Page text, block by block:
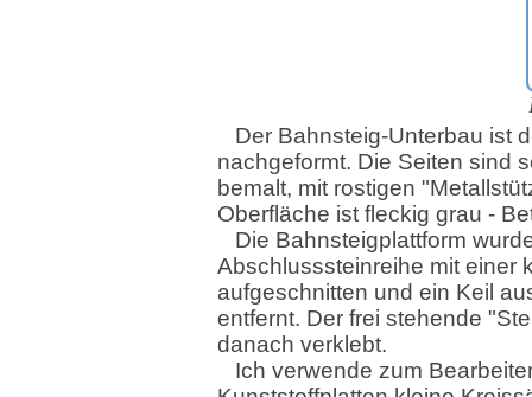
Der Bahnsteig-Unterbau ist
nachgeformt. Die Seiten sind
bemalt, mit rostigen
Oberfläche ist fleckig grau -
Die Bahnsteigplattform
Abschlusssteinreihe mit einer
aufgeschnitten und ein Keil
entfernt. Der frei stehende
danach verklebt.
Ich verwende zum